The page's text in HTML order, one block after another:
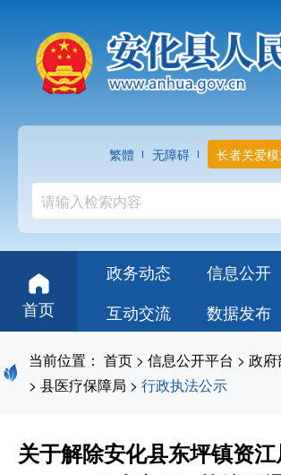
繁體 无障碍 长者关爱
首页
政务动态 信息公开
互动交流
数据发布
当前位置： 首页 > 信息公开平台 > 政
> 县医疗保障局 > 行政执法公示
关于解除安化县东坪镇资